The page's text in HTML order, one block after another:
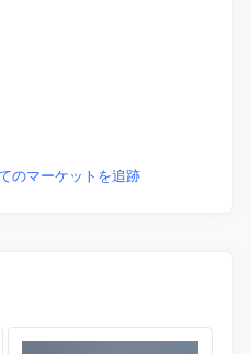
のマーケットを追跡